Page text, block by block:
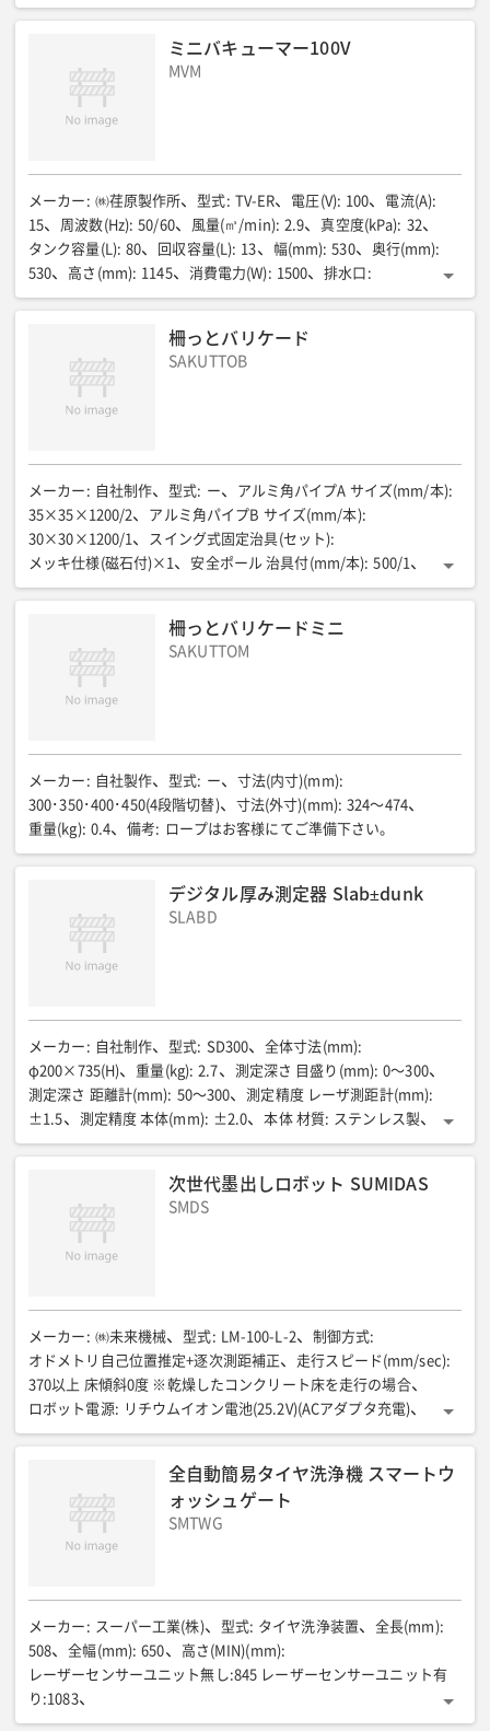
10(2.0Ah) その他:
ミニバキューマー100V
MVM
メーカー : ㈱荏原製作所 型式: TV-ER 電圧(V): 100 電流(A):
15
周波数(Hz): 50/60 風量(㎥/min): 2.9 真空度(kPa): 32
タンク容量(L): 80 回収容量(L): 13 幅(mm): 530 奥行(mm):
530
高さ(mm): 1145 消費電力(W): 1500 排水口 :
25Aタケノコ
重量(kg): 65
柵っとバリケード
SAKUTTOB
メーカー : 自社制作 型式: ー アルミ角パイプA サイズ(mm/本):
35×35×1200/2
アルミ角パイプB サイズ(mm/本):
30×30×1200/1
スイング式固定治具(セット):
メッキ仕様(磁石付)×1
安全ポール 治具付(mm/本): 500/1
吊りワイヤー タンバックル・カラビナ付(セット): 1 その他:
柵っとバリケードミニ
SAKUTTOM
メーカー : 自社製作 型式: ー 寸法(内寸)(mm):
300･350･400･450(4段階切替)
寸法(外寸)(mm): 324〜474
重量(kg): 0.4 備考: ロープはお客様にてご準備下さい。
デジタル厚み測定器 Slab±dunk
SLABD
メーカー : 自社制作 型式: SD300 全体寸法(mm):
φ200×735(H)
重量(kg): 2.7 測定深さ 目盛り(mm): 0〜300
測定深さ 距離計(mm): 50〜300 測定精度 レーザ測距計(mm):
±1.5
測定精度 本体(mm): ±2.0 本体 材質: ステンレス製
電源: 単3形乾電池2本/約3時間30分
次世代墨出しロボット SUMIDAS
SMDS
メーカー : ㈱未来機械 型式: LM-100-L-2 制御方式:
オドメトリ自己位置推定+逐次測距補正
走行スピード(mm/sec):
370以上 床傾斜0度 ※乾燥したコンクリート床を走行の場合
ロボット電源:
リチウムイオン電池(25.2V)(ACアダプタ充電)
連続稼働時間(時間): 約6 外形寸法(mm):
10〜45℃/20〜85%RH(ただし結露なきこと)
墨出し精度: ±3mm@1m移動後 印字機構
指定マジックペンによる描画
衝突時緊急停止機能・緊急停止ボタン
全自動簡易タイヤ洗浄機 スマートウ
ォッシュゲート
SMTWG
メーカー : スーパー工業(株) 型式: タイヤ洗浄装置 全長(mm):
508
全幅(mm): 650 高さ(MIN)(mm):
レーザーセンサーユニット無し:845 レーザーセンサーユニット有
り:1083
高さ(MAX)(mm):